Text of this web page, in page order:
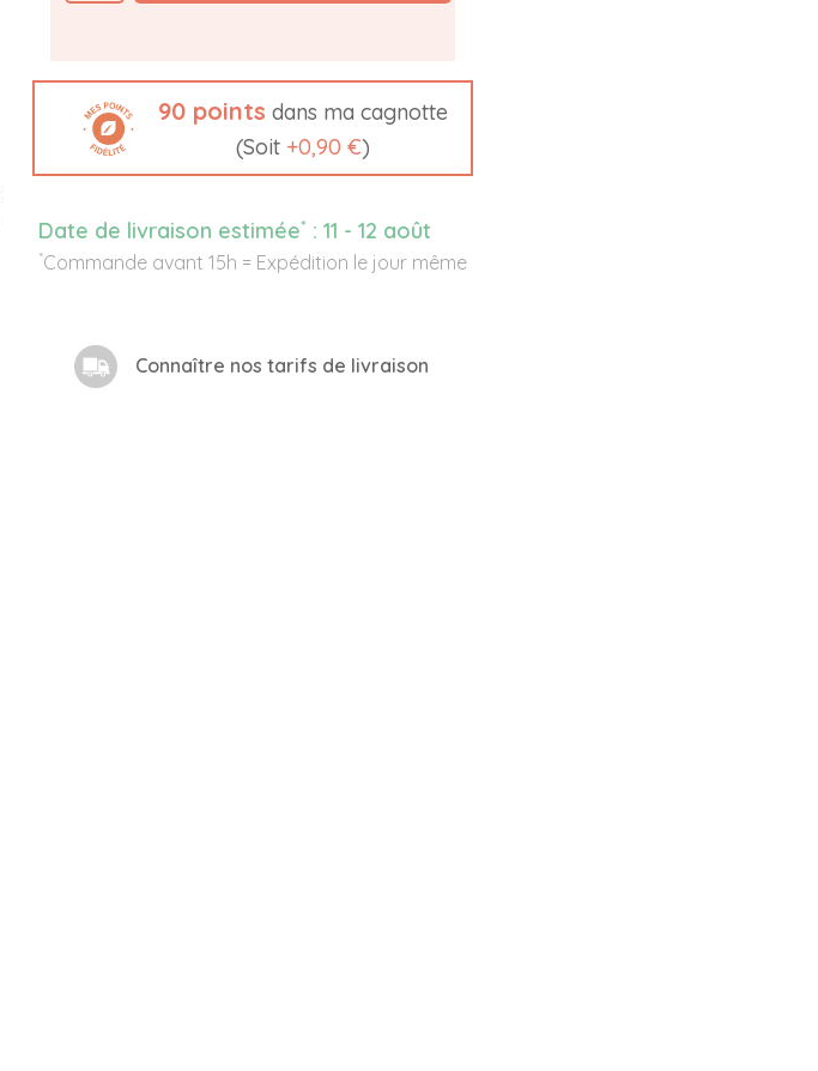
90points dans ma cagnotte
(Soit +0,90 €)
Date de livraison estimée* : 11 - 12 août
*Commande avant 15h = Expédition le jour même
Connaître nos tarifs de livraison